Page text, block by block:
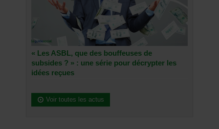
« Les ASBL, que des bouffeuses de
subsides ? » : une série pour décrypter les
idées reçues
Voir toutes les actus